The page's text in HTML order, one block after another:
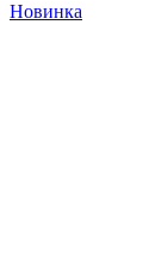
Новинка